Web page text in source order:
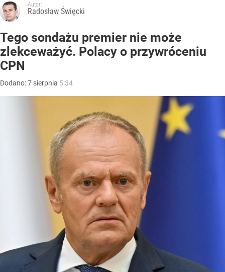
Autor:
Radosław Święcki
Tego sondażu premier nie może
zlekceważyć. Polacy o przywróceniu
CPN
Dodano:7 sierpnia 5:34